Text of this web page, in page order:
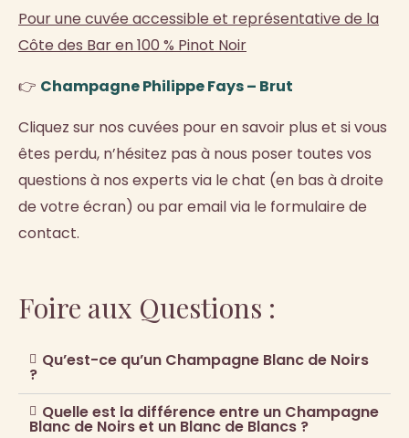
Pour une cuvée accessible et représentative de la
Côte des Bar en 100 % Pinot Noir
👉 Champagne Philippe Fays – Brut
Cliquez sur nos cuvées pour en savoir plus et si vous
êtes perdu, n’hésitez pas à nous poser toutes vos
questions à nos experts via le chat (en bas à droite
de votre écran) ou par email via le formulaire de
contact.
Foire aux Questions :
Qu’est-ce qu’un Champagne Blanc de Noirs
?
Quelle est la différence entre un Champagne
Blanc de Noirs et un Blanc de Blancs ?